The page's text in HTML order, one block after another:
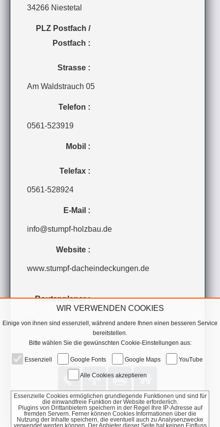
WIR VERWENDEN COOKIES
Einige von ihnen sind essenziell, während andere Ihnen einen besseren Service
bereitstellen.
Bitte wählen Sie die gewünschten Cookie-Einstellungen aus:
Essenziell Google Fonts Google Maps YouTube
Alle Cookies akzeptieren
Essenzielle Cookies ermöglichen grundlegende Funktionen und sind für
die einwandfreie Funktion der Website erforderlich.
Plugins von Drittanbietern speichern in der Regel Ihre IP-Adresse auf
fremden Servern. Ferner können Cookies Informationen über die
Nutzung der Inhalte speichern, die eventuell auch zu Analysenzwecke
verwendet werden können. Der Anbieter dieser Seite hat keinen Einfluss
34266 Niestetal
PLZ Postfach /
Postfach :
Strasse :
Am Waldstrauch 05
Telefon :
0561-523919
Mobil :
Telefax :
0561-528924
E-Mail :
info@stumpf-holzbau.de
Website :
www.stumpf-dacheindeckungen.de
Routenplaner :